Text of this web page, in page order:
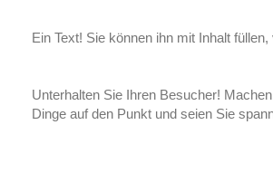
Ein Text! Sie können ihn mit Inhalt
Unterhalten Sie Ihren Besucher!
Dinge auf den Punkt und seien Sie